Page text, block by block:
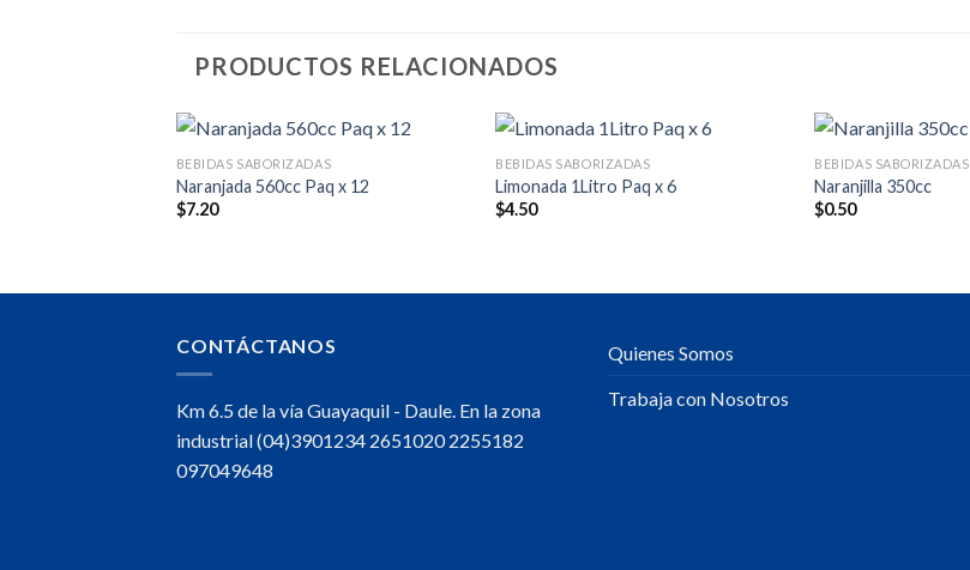
PRODUCTOS RELACIONADOS
BEBIDAS SABORIZADAS
Naranjada 560cc Paq x 12
$7.20
BEBIDAS SABORIZADAS
Limonada 1Litro Paq x 6
$4.50
BEBIDAS SABORIZADAS
Naranjilla 350cc
$0.50
CONTÁCTANOS
Km 6.5 de la vía Guayaquil - Daule. En la zona
industrial (04)3901234 2651020 2255182
097049648
Quienes Somos
Trabaja con Nosotros